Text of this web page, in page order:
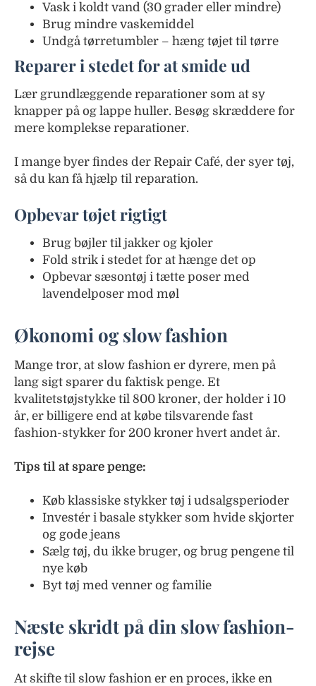
Vask i koldt vand (30 grader eller mindre)
Brug mindre vaskemiddel
Undgå tørretumbler – hæng tøjet til tørre
Reparer i stedet for at smide ud
Lær grundlæggende reparationer som at sy
knapper på og lappe huller. Besøg skræddere for
mere komplekse reparationer.
I mange byer findes der Repair Café, der syer tøj,
så du kan få hjælp til reparation.
Opbevar tøjet rigtigt
Brug bøjler til jakker og kjoler
Fold strik i stedet for at hænge det op
Opbevar sæsontøj i tætte poser med
lavendelposer mod møl
Økonomi og slow fashion
Mange tror, at slow fashion er dyrere, men på
lang sigt sparer du faktisk penge. Et
kvalitetstøjstykke til 800 kroner, der holder i 10
år, er billigere end at købe tilsvarende fast
fashion-stykker for 200 kroner hvert andet år.
Tips til at spare penge:
Køb klassiske stykker tøj i udsalgsperioder
Investér i basale stykker som hvide skjorter
og gode jeans
Sælg tøj, du ikke bruger, og brug pengene til
nye køb
Byt tøj med venner og familie
Næste skridt på din slow fashion-
rejse
At skifte til slow fashion er en proces, ikke en